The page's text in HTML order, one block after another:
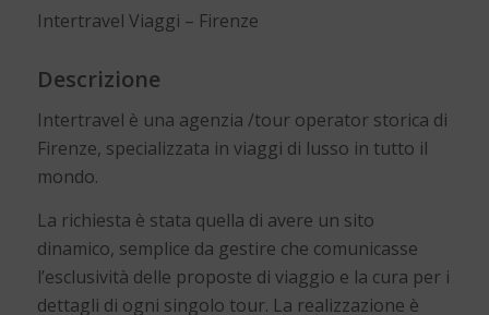
Intertravel Viaggi – Firenze
Descrizione
Intertravel è una agenzia /tour operator storica di
Firenze, specializzata in viaggi di lusso in tutto il
mondo.
La richiesta è stata quella di avere un sito
dinamico, semplice da gestire che comunicasse
l’esclusività delle proposte di viaggio e la cura per i
dettagli di ogni singolo tour. La realizzazione è